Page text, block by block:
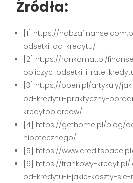
Źródła:
[1] https://
odsetki-od-kredytu/
[2] https://rankomat.pl/
obliczyc-odsetki-i-rate-
[3] https://open.pl/artykuly/
od-kredytu-praktyczny-
kredytobiorcow/
[4] https://gethome.pl/blog/
hipotecznego/
[5] https://
[6] https://frankowy-
od-kredytu-i-jakie-koszty-